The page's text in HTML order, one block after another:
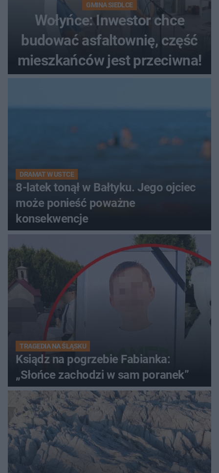
GMINA SIEDLCE
Wołyńce: Inwestor chce
budować asfaltownię, część
mieszkańców jest przeciwna!
DRAMAT W USTCE
8-latek tonął w Bałtyku. Jego ojciec
może ponieść poważne
konsekwencje
TRAGEDIA NA ŚLĄSKU
Ksiądz na pogrzebie Fabianka:
„Słońce zachodzi w sam poranek”